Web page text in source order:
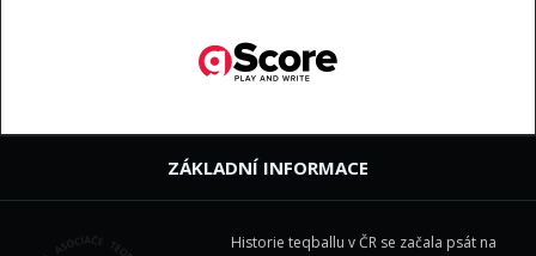
ZÁKLADNÍ INFORMACE
Historie teqballu v ČR se začala psát na